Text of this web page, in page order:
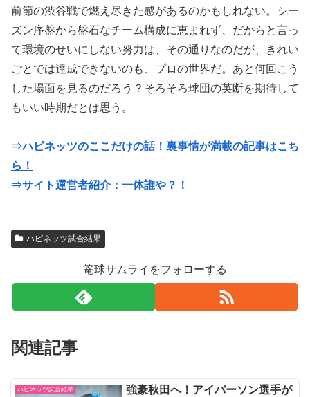
前節の渋谷戦で燃え尽きた感があるのかもしれない。シー
ズン序盤から盤石なチーム構成に恵まれず、だからと言っ
て環境のせいにしない努力は、その通りなのだが、きれい
ごとでは達成できないのも、プロの世界だ。あと何回こう
した場面を見るのだろう？そろそろ球団の英断を期待して
もいい時期だとは思う。
⇒ハピネッツのここだけの話！裏事情が満載の記事はこち
ら！
⇒サイト運営者紹介：一体誰や？！
ハピネッツ試合結果
篭球サムライをフォローする
関連記事
ハピネッツ試合結果
強豪秋田へ！アイバーソン選手が